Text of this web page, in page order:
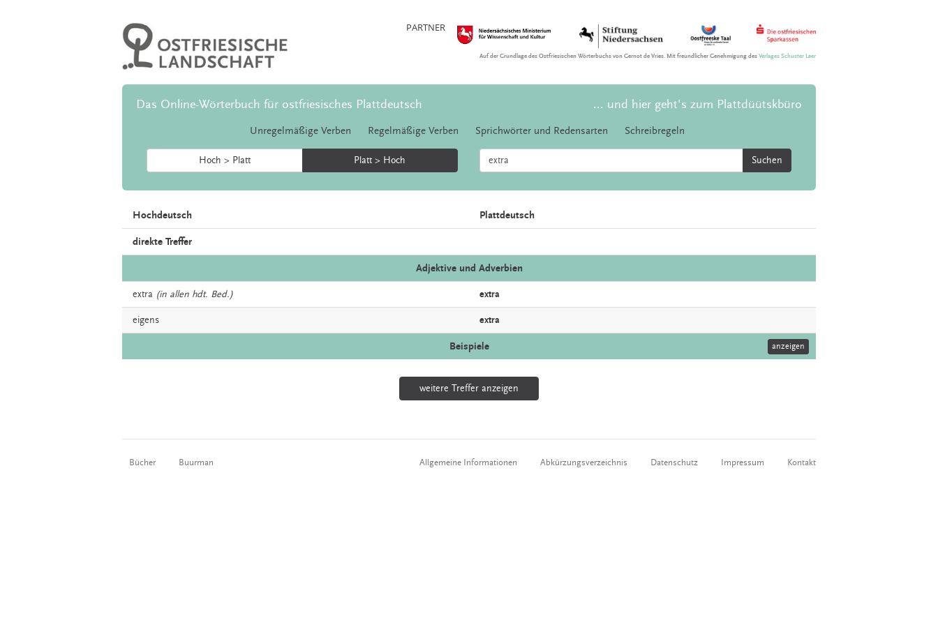
PARTNER
Auf der Grundlage des Ostfriesischen Wörterbuchs von Gernot de Vries. Mit freundlicher Genehmigung desVerlages Schuster Leer
Das Online-Wörterbuch für ostfriesisches Plattdeutsch ... und hier geht's zum Plattdüütskbüro
Unregelmäßige Verben Regelmäßige Verben Sprichwörter und Redensarten Schreibregeln
Hoch > Platt Platt > Hoch Suchen
Hochdeutsch Plattdeutsch
direkte Treffer
Adjektive und Adverbien
extra (in allen hdt. Bed.) extra
eigens extra
Beispiele anzeigen
weitere Treffer anzeigen
Bücher Buurman Allgemeine Informationen Abkürzungsverzeichnis Datenschutz Impressum Kontakt